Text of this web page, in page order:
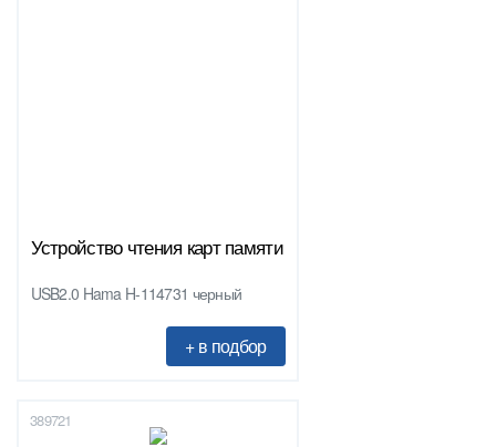
Устройство чтения карт памяти
USB2.0 Hama H-114731 черный
389721